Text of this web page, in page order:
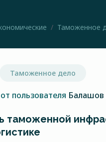
Таможенное
Таможенное дело
от пользователя Балашов
таможенной